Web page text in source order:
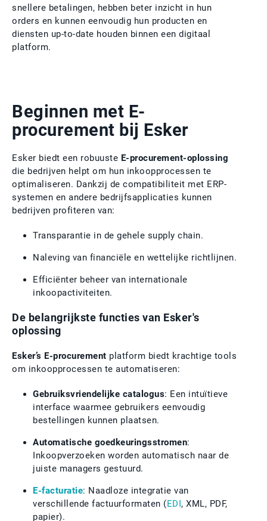
snellere betalingen, hebben beter inzicht in hun
orders en kunnen eenvoudig hun producten en
diensten up-to-date houden binnen een digitaal
platform.
Beginnen met E-
procurement bij Esker
Esker biedt een robuuste E-procurement-oplossing
die bedrijven helpt om hun inkoopprocessen te
optimaliseren. Dankzij de compatibiliteit met ERP-
systemen en andere bedrijfsapplicaties kunnen
bedrijven profiteren van:
Transparantie in de gehele supply chain.
Naleving van financiële en wettelijke richtlijnen.
Efficiënter beheer van internationale
inkoopactiviteiten.
De belangrijkste functies van Esker's
oplossing
Esker’s E-procurement platform biedt krachtige tools
om inkoopprocessen te automatiseren:
Gebruiksvriendelijke catalogus: Een intuïtieve
interface waarmee gebruikers eenvoudig
bestellingen kunnen plaatsen.
Automatische goedkeuringsstromen:
Inkoopverzoeken worden automatisch naar de
juiste managers gestuurd.
E-facturatie: Naadloze integratie van
verschillende factuurformaten (EDI, XML, PDF,
papier).